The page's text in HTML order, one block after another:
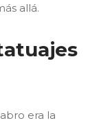
allá.
era la